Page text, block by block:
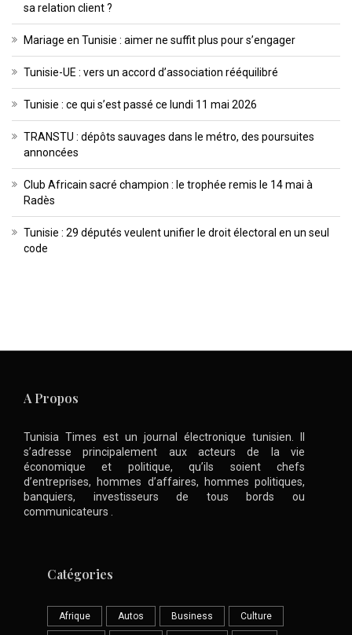
sa relation client ?
Mariage en Tunisie : aimer ne suffit plus pour s’engager
Tunisie-UE : vers un accord d’association rééquilibré
Tunisie : ce qui s’est passé ce lundi 11 mai 2026
TRANSTU : dépôts sauvages dans le métro, des poursuites
annoncées
Club Africain sacré champion : le trophée remis le 14 mai à
Radès
Tunisie : 29 députés veulent unifier le droit électoral en un seul
code
A Propos
Tunisia Times est un journal électronique tunisien. Il
s’adresse principalement aux acteurs de la vie
économique et politique, qu’ils soient chefs
d’entreprises, hommes d’affaires, hommes politiques,
banquiers, investisseurs de tous bords ou
communicateurs .
Catégories
Afrique Autos Business Culture